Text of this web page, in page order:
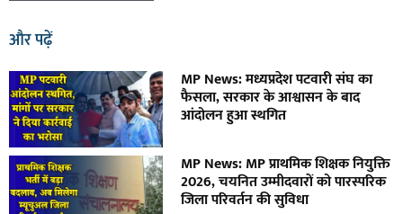
और पढ़ें
MP News: मध्यप्रदेश पटवारी संघ का
फैसला, सरकार के आश्वासन के बाद
आंदोलन हुआ स्थगित
MP News: MP प्राथमिक शिक्षक नियुक्ति
2026, चयनित उम्मीदवारों को पारस्परिक
जिला परिवर्तन की सुविधा